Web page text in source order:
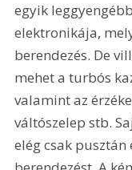
egyik
elektronikája,
berendezés. De
mehet a turbós
valamint az
váltószelep stb.
elég csak